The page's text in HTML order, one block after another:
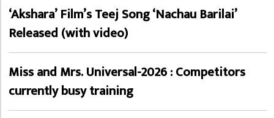
‘Akshara’ Film’s Teej Song ‘Nachau Barilai’
Released (with video)
Miss and Mrs. Universal-2026 : Competitors
currently busy training